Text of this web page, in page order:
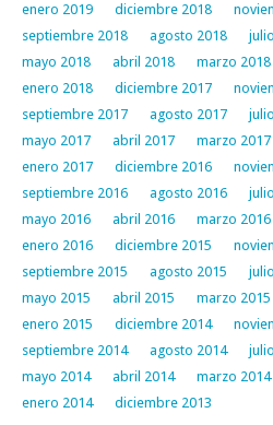
enero 2019
diciembre 2018
septiembre 2018
agosto 2018
mayo 2018
abril 2018 marzo 2018
enero 2018
diciembre 2017
septiembre 2017
agosto 2017
mayo 2017
abril 2017 marzo 2017
enero 2017
diciembre 2016
septiembre 2016
agosto 2016
mayo 2016
abril 2016 marzo 2016
enero 2016
diciembre 2015
septiembre 2015
agosto 2015
mayo 2015
abril 2015 marzo 2015
enero 2015
diciembre 2014
septiembre 2014
agosto 2014
mayo 2014
abril 2014 marzo 2014
enero 2014
diciembre 2013